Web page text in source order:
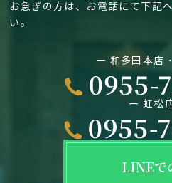
お急ぎの方は、お電話にて下記
い。
― 和多田本店
― 虹松
LINEで